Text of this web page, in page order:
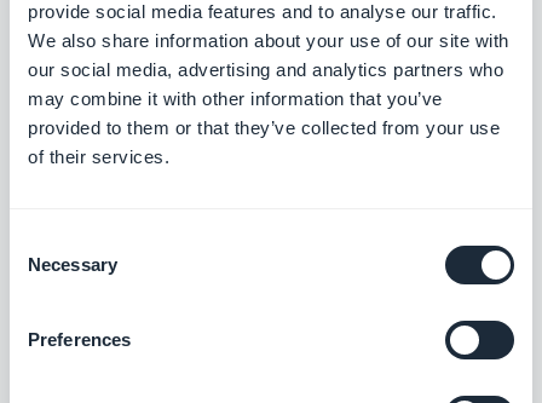
provide social media features and to analyse our traffic.
We also share information about your use of our site with
our social media, advertising and analytics partners who
may combine it with other information that you’ve
provided to them or that they’ve collected from your use
of their services.
Selection
Necessary
Preferences
Comprar novamente
Ofereça aos seus clientes a renovação de
uma encomenda existente em 1 clique
$5/mês
Venda seus produtos diretamente no Lojas